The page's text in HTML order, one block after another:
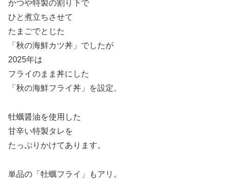
かつや特製の割り下で
ひと煮立ちさせて
たまごでとじた
「秋の海鮮カツ丼」でしたが
2025年は
フライのまま丼にした
「秋の海鮮フライ丼」を設定。
牡蠣醤油を使用した
甘辛い特製タレを
たっぷりかけてあります。
単品の「牡蠣フライ」もアリ。